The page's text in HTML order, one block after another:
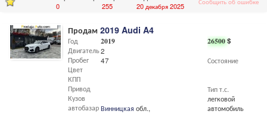
0
255
20 декабря 2025
Продам 2019 Audi A4
26500$
Состояние
Тип т.с.
легковой
автомобиль
Год
Двигатель
Пробег
Цвет
КПП
Привод
Кузов
автобазар
2019
2
47
Винницкая обл.,